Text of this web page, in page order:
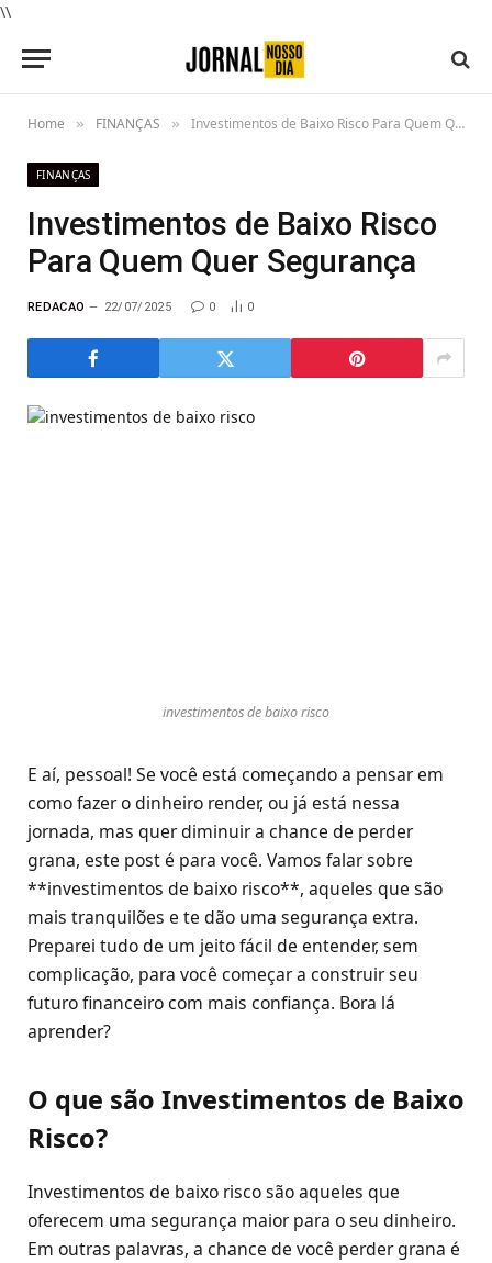
\\
Home » FINANÇAS » Investimentos de Baixo Risco Para Quem Quer Segurança
FINANÇAS
Investimentos de Baixo Risco
Para Quem Quer Segurança
REDACAO 22/07/2025 0 0
investimentos de baixo risco
E aí, pessoal! Se você está começando a pensar em
como fazer o dinheiro render, ou já está nessa
jornada, mas quer diminuir a chance de perder
grana, este post é para você. Vamos falar sobre
**investimentos de baixo risco**, aqueles que são
mais tranquilões e te dão uma segurança extra.
Preparei tudo de um jeito fácil de entender, sem
complicação, para você começar a construir seu
futuro financeiro com mais confiança. Bora lá
aprender?
O que são Investimentos de Baixo
Risco?
Investimentos de baixo risco são aqueles que
oferecem uma segurança maior para o seu dinheiro.
Em outras palavras, a chance de você perder grana é